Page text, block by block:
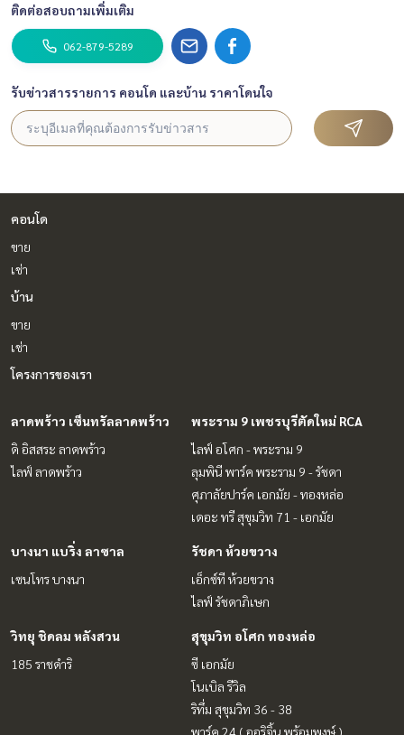
ติดต่อสอบถามเพิ่มเติม
062-879-5289
รับข่าวสารรายการ คอนโด และบ้าน ราคาโดนใจ
คอนโด
ขาย
เช่า
บ้าน
ขาย
เช่า
โครงการของเรา
ลาดพร้าว เซ็นทรัลลาดพร้าว
ดิ อิสสระ ลาดพร้าว
ไลฟ์ ลาดพร้าว
พระราม 9 เพชรบุรีตัดใหม่ RCA
ไลฟ์ อโศก - พระราม 9
ลุมพินี พาร์ค พระราม 9 - รัชดา
ศุภาลัยปาร์ค เอกมัย - ทองหล่อ
เดอะ ทรี สุขุมวิท 71 - เอกมัย
บางนา แบริ่ง ลาซาล
เซนโทร บางนา
รัชดา ห้วยขวาง
เอ็กซ์ที ห้วยขวาง
ไลฟ์ รัชดาภิเษก
วิทยุ ชิดลม หลังสวน
185 ราชดำริ
สุขุมวิท อโศก ทองหล่อ
ซี เอกมัย
โนเบิล รีวิล
ริทึ่ม สุขุมวิท 36 - 38
พาร์ค 24 ( ออริจิ้น พร้อมพงษ์ )